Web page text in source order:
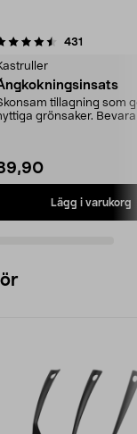
431
tillagning som
grönsaker.
Lägg i varukorg
4.5 av 5 stjärnor